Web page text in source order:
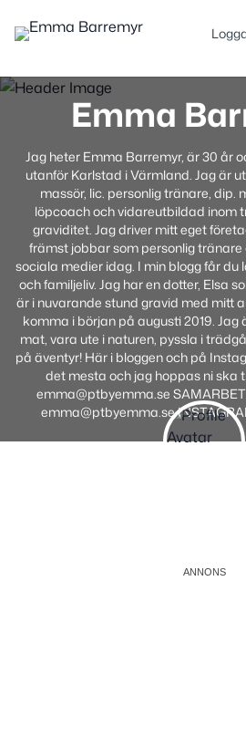
Emma
Jag heter Emma Barremyr, är 30 år
utanför Karlstad i Värmland. Jag är
massör, lic. personlig tränare, dip.
löpcoach och vidareutbildad inom
graviditet. Jag driver mitt eget
främst jobbar som personlig tränare
sociala medier idag. I min blogg får du
och familjeliv. Jag har en dotter, Elsa
är i nuvarande stund gravid med mitt
komma i början på augusti 2019.
mat, vara ute i naturen, pyssla i
på äventyr! Här i bloggen och på
det mesta och jag hoppas ni ska
emma@ptbyemma.se
emma@ptbyemma.se